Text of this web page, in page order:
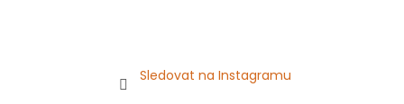
Sledovat na Instagramu